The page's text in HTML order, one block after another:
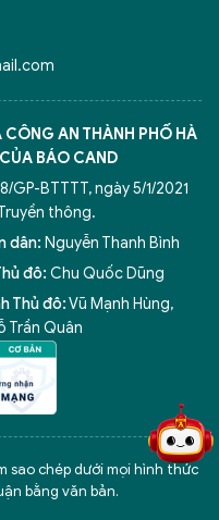
AN THÀNH PHỐ HÀ
BÁO CAND
BTTTT, ngày 5/1/2021
thông.
dân: Nguyễn Thanh Bình
đô: Chu Quốc Dũng
Thủ đô:Vũ Mạnh Hùng,
Trần Quân
sao chép dưới mọi hình thức
bằng văn bản.
pháp xử lý điểm nghẽn của